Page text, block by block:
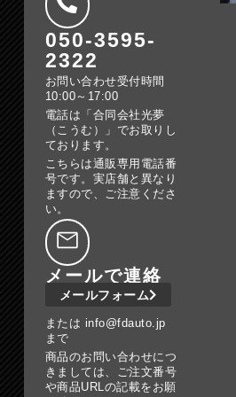
050-3595-
2322
お問い合わせ受付時間
10:00～17:00
電話は「合同会社光夢
（こうむ）」でお取りし
ております。
こちらは通販専用電話番
号です。実店舗と異なり
ますので、ご注意くださ
い。
メールで連絡
メールフォーム
または info@fdauto.jp
まで
商品のお問い合わせにつ
きましては、ご注文番号
や商品URLの記載をお願